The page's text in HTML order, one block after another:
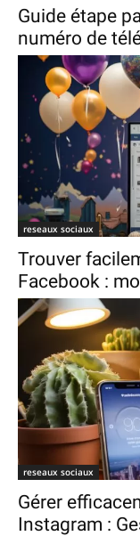
Guide étape
numéro de
reseaux sociaux
Trouver
Facebook :
reseaux sociaux
Gérer
Instagram :